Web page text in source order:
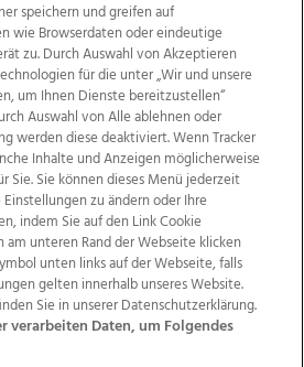
Mediadaten Kontakt
Jobs
AGB Anzeigekunden
Politische Werbung
speichern und greifen auf
wie Browserdaten oder eindeutige
zu. Durch Auswahl von Akzeptieren
für die unter „Wir und unsere
um Ihnen Dienste bereitzustellen“
Auswahl von Alle ablehnen oder
werden diese deaktiviert. Wenn Tracker
Inhalte und Anzeigen möglicherweise
Sie. Sie können dieses Menü jederzeit
zu ändern oder Ihre
indem Sie auf den Link Cookie
unteren Rand der Webseite klicken
unten links auf der Webseite, falls
gelten innerhalb unseres Website.
Sie in unserer Datenschutzerklärung.
verarbeiten Daten, um Folgendes